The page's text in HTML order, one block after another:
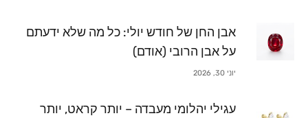
אבן החן של חודש יולי: כל מה שלא ידעתם
על אבן הרובי (אודם)
יוני 30, 2026
עגילי יהלומי מעבדה – יותר קראט, יותר